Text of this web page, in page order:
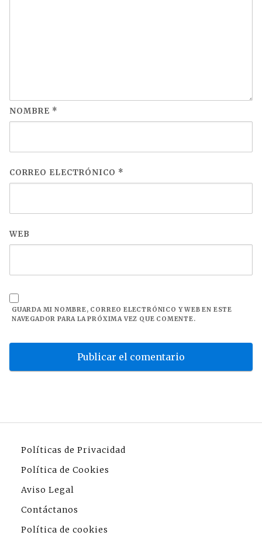
NOMBRE *
CORREO ELECTRÓNICO *
WEB
GUARDA MI NOMBRE, CORREO ELECTRÓNICO Y WEB EN ESTE
NAVEGADOR PARA LA PRÓXIMA VEZ QUE COMENTE.
Políticas de Privacidad
Política de Cookies
Aviso Legal
Contáctanos
Política de cookies